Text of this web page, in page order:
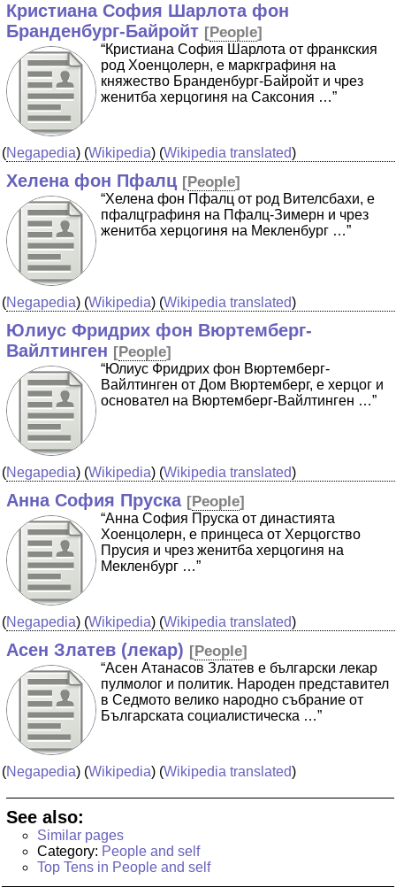
Кристиана София Шарлота фон
Бранденбург-Байройт [People]
“Кристиана София Шарлота от франкския
род Хоенцолерн, е маркграфиня на
княжество Бранденбург-Байройт и чрез
женитба херцогиня на Саксония …”
(Negapedia) (Wikipedia) (Wikipedia translated)
Хелена фон Пфалц [People]
“Хелена фон Пфалц от род Вителсбахи, е
пфалцграфиня на Пфалц-Зимерн и чрез
женитба херцогиня на Мекленбург …”
(Negapedia) (Wikipedia) (Wikipedia translated)
Юлиус Фридрих фон Вюртемберг-
Вайлтинген [People]
“Юлиус Фридрих фон Вюртемберг-
Вайлтинген от Дом Вюртемберг, е херцог и
основател на Вюртемберг-Вайлтинген …”
(Negapedia) (Wikipedia) (Wikipedia translated)
Анна София Пруска [People]
“Анна София Пруска от династията
Хоенцолерн, е принцеса от Херцогство
Прусия и чрез женитба херцогиня на
Мекленбург …”
(Negapedia) (Wikipedia) (Wikipedia translated)
Асен Златев (лекар) [People]
“Асен Атанасов Златев е български лекар
пулмолог и политик. Народен представител
в Седмото велико народно събрание от
Българската социалистическа …”
(Negapedia) (Wikipedia) (Wikipedia translated)
See also:
Similar pages
Category: People and self
Top Tens in People and self